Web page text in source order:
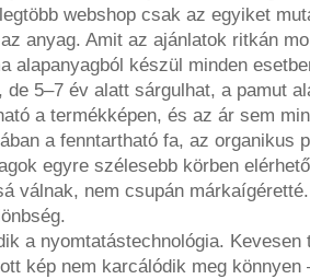
webshop csak az egyiket
anyag. Amit az ajánlatok ritkán
alapanyagból készül minden
de 5–7 év alatt sárgulhat, a pamut
a termékképen, és az ár sem
a fenntartható fa, az organikus
egyre szélesebb körben
válnak, nem csupán márkaígéretté.
a nyomtatástechnológia.
kép nem karcálódik meg